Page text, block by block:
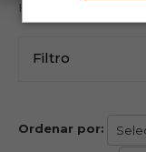
Filtro
Ordenar por: